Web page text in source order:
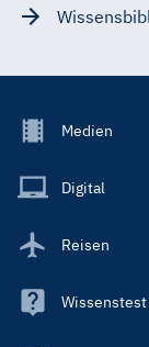
Footer
Main
Medien
Digital
Reisen
Wissenstest